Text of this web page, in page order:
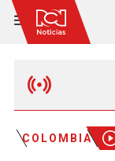
COLOMBIA